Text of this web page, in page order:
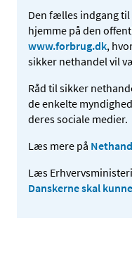
Den fælles indgang
hjemme på den
www.forbrug.dk,
sikker nethandel vil
Råd til sikker
de enkelte
deres sociale medier.
Læs mere på
Læs
Danskerne skal